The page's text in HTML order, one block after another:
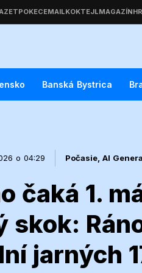
Banská Bystrica
o 04:29 Počasie, AI
čaká 1.
skok:
jarných